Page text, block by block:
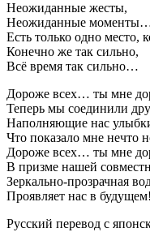
Неожиданные жесты,
Неожиданные
Есть только одно место,
Конечно же так сильно,
Всё время так сильно…
Дороже всех… ты мне
Теперь мы соединили
Наполняющие нас
Что показало мне нечто
Дороже всех… ты мне
В призме нашей
Зеркально-прозрачная
Проявляет нас в будущем!
Русский перевод с